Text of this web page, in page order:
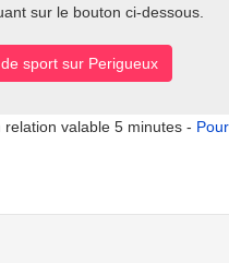
sur le bouton ci-dessous.
sport sur Perigueux
valable 5 minutes -